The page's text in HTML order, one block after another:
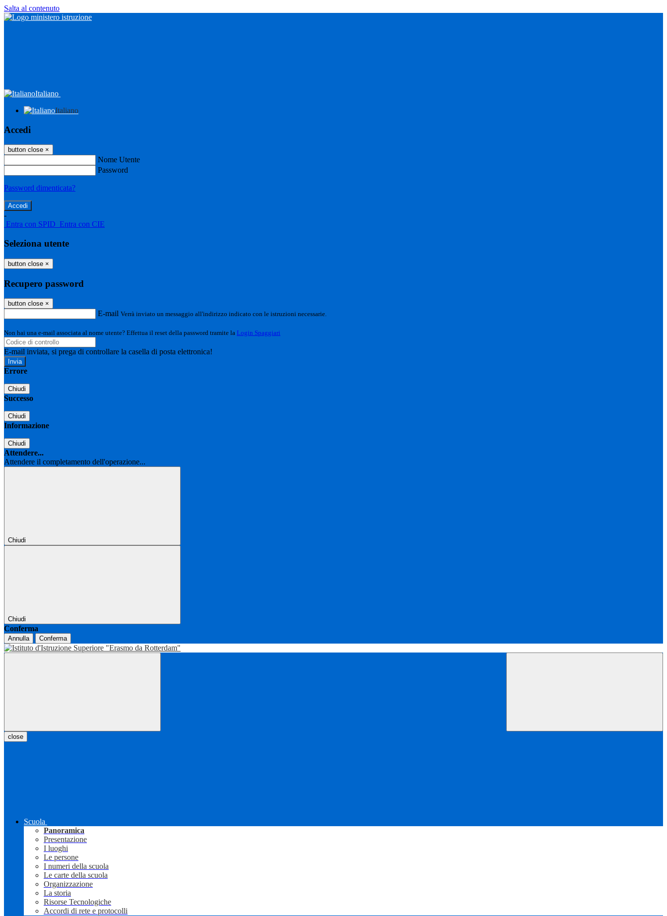
Salta al contenuto
Italiano
Italiano
Accedi
button close ×
Nome Utente
Password
Password dimenticata?
-
Entra con SPID Entra con CIE
Seleziona utente
button close ×
Recupero password
button close ×
E-mail Verrà inviato un messaggio all'indirizzo indicato con le istruzioni necessarie.
Non hai una e-mail associata al nome utente? Effettua il reset della password tramite la Login Spaggiari
E-mail inviata, si prega di controllare la casella di posta elettronica!
Errore
Chiudi
Successo
Chiudi
Informazione
Chiudi
Attendere...
Attendere il completamento dell'operazione...
Chiudi
Chiudi
Conferma
Annulla Conferma
close
Scuola
Panoramica
Presentazione
I luoghi
Le persone
I numeri della scuola
Le carte della scuola
Organizzazione
La storia
Risorse Tecnologiche
Accordi di rete e protocolli